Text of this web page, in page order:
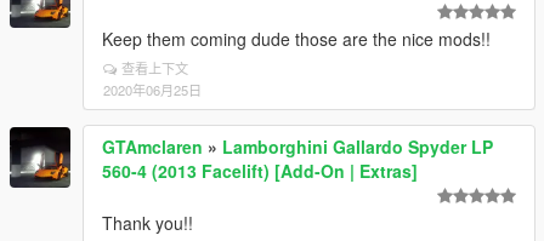
Keep them coming dude those are the nice mods!!
查看上下文
2020年06月25日
GTAmclaren » Lamborghini Gallardo Spyder LP
560-4 (2013 Facelift) [Add-On | Extras]
Thank you!!